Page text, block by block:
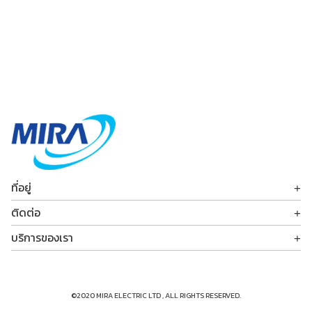
for:
ที่อยู่
บริษัท มิร่า อิเลคทริค จำกัด (สำนักงานขาย)
120/1 หมู่ 3 ถ.เทพารักษ์ ต.บางพลีใหญ่
อ.บางพลี จ.สมุทรปราการ 10540
ติดต่อ
โทรศัพท์ : +66 2 759 7500-3
แฟกซ์ : +66 2 759 7511
บริการของเรา
บริการหลังการขาย
©2020 MIRA ELECTRIC LTD , ALL RIGHTS RESERVED.